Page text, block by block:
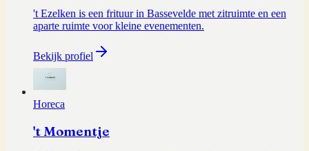
't Ezelken is een frituur in Bassevelde met zitruimte en een
aparte ruimte voor kleine evenementen.
Bekijk profiel
Horeca
't Momentje